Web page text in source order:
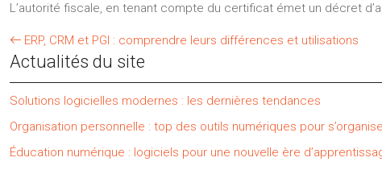
L’autorité fiscale, en tenant compte du certificat émet un décret
ERP, CRM et PGI : comprendre leurs différences et utilisations
Actualités du site
Solutions logicielles modernes : les dernières tendances
Organisation personnelle : top des outils numériques pour
Éducation numérique : logiciels pour une nouvelle ère